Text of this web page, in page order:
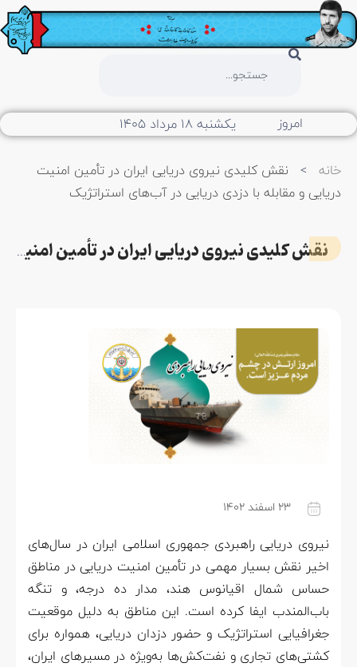
امروز یکشنبه ۱۸ مرداد ۱۴۰۵
خانه >
نقش کلیدی نیروی دریایی ایران در تأمین امنیت
دریایی و مقابله با دزدی دریایی در آب‌های استراتژیک
نقش کلیدی نیروی دریایی ایران در تأمین امنیت دریایی و مقابله با دزدی دریایی در آب‌های استراتژیک
۲۳ اسفند ۱۴۰۲
نیروی دریایی راهبردی جمهوری اسلامی ایران در سال‌های
اخیر نقش بسیار مهمی در تأمین امنیت دریایی در مناطق
حساس شمال اقیانوس هند، مدار ده درجه، و تنگه
باب‌المندب ایفا کرده است. این مناطق به دلیل موقعیت
جغرافیایی استراتژیک و حضور دزدان دریایی، همواره برای
کشتی‌های تجاری و نفت‌کش‌ها به‌ویژه در مسیرهای ایران،